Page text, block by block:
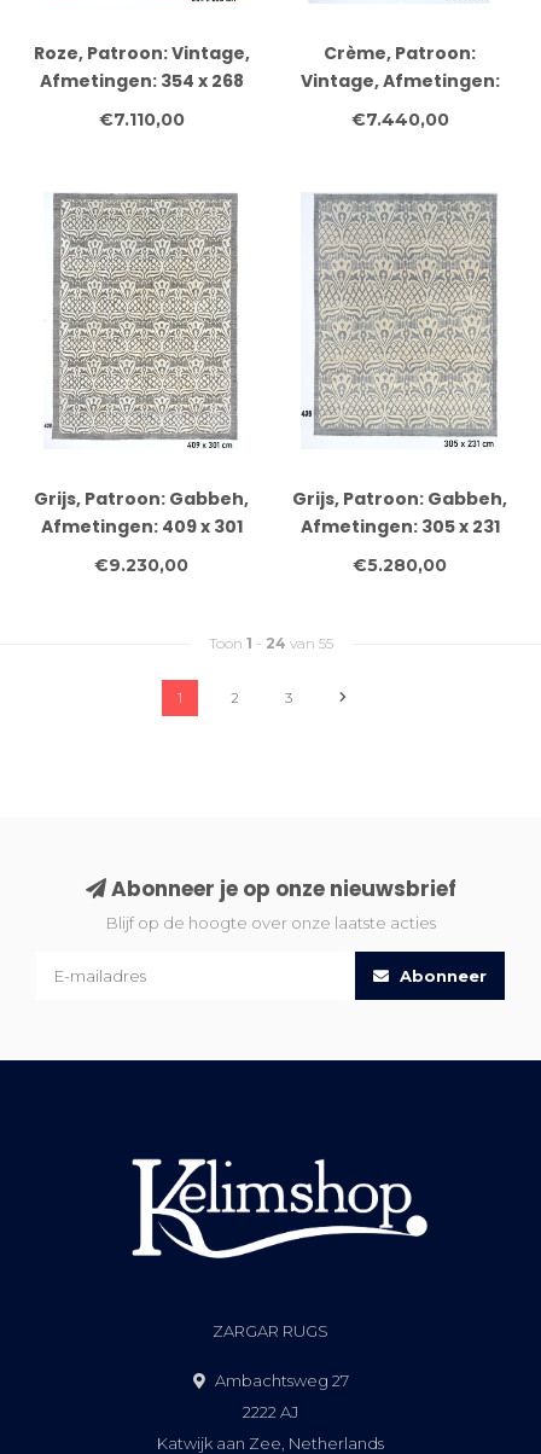
Roze, Patroon: Vintage,
Afmetingen: 354 x 268
cm
€7.110,00
Crème, Patroon:
Vintage, Afmetingen:
373 x 266 cm
€7.440,00
Grijs, Patroon: Gabbeh,
Afmetingen: 409 x 301
cm
€9.230,00
Grijs, Patroon: Gabbeh,
Afmetingen: 305 x 231
cm
€5.280,00
Toon 1 - 24 van 55
1 2 3
Abonneer je op onze nieuwsbrief
Blijf op de hoogte over onze laatste acties
Abonneer
ZARGAR RUGS
Ambachtsweg 27
2222 AJ
Katwijk aan Zee, Netherlands